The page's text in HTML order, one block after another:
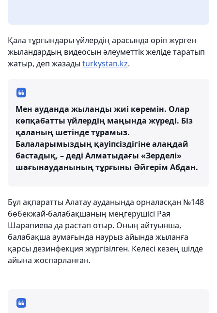
Қала тұрғындары үйлердің арасында өріп жүрген
жыландардың видеосын әлеуметтік желіде таратып
жатыр, деп жазады turkystan.kz.
Мен ауданда жыланды жиі көремін. Олар
көпқабатты үйлердің маңында жүреді. Біз
қаланың шетінде тұрамыз.
Балаларымыздың қауіпсіздігіне алаңдай
бастадық, – деді Алматыдағы «Зерделі»
шағынауданының тұрғыны Әйгерім Абдан.
Бұл ақпаратты Алатау ауданында орналасқан №148
бөбекжай-балабақшаның меңгерушісі Рая
Шарапиева да растап отыр. Оның айтуынша,
балабақша аумағында наурыз айында жыланға
қарсы дезинфекция жүргізілген. Келесі кезең шілде
айына жоспарланған.